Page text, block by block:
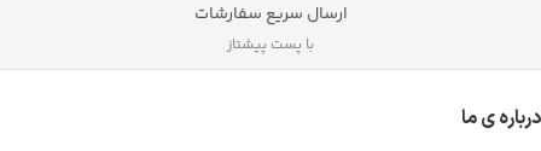
ارسال سریع سفارشات
با پست پیشتاز
درباره ی ما